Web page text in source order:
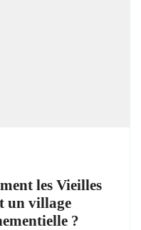
les Vieilles
un village
?